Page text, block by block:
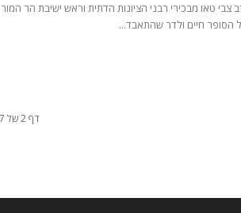
טאו מבכירי רבני הציונות הדתית וראש ישיבת הר המור
הסופר חיים ולדר שהתאבד...
דף 2 של 87